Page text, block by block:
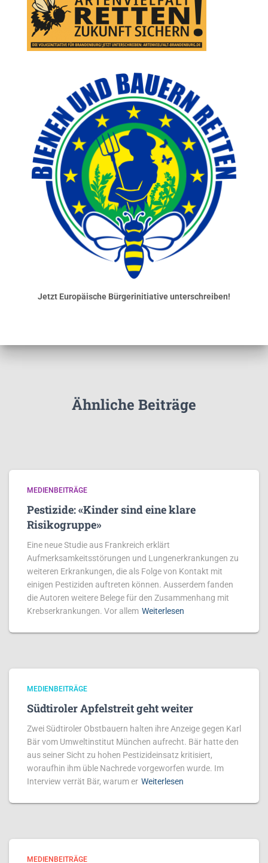
Jetzt Europäische Bürgerinitiative unterschreiben!
Ähnliche Beiträge
MEDIENBEITRÄGE
Pestizide: «Kinder sind eine klare
Risikogruppe»
Eine neue Studie aus Frankreich erklärt
Aufmerksamkeitsstörungen und Lungenerkrankungen zu
weiteren Erkrankungen, die als Folge von Kontakt mit
einigen Pestiziden auftreten können. Ausserdem fanden
die Autoren weitere Belege für den Zusammenhang mit
Krebserkrankungen. Vor allem Weiterlesen
MEDIENBEITRÄGE
Südtiroler Apfelstreit geht weiter
Zwei Südtiroler Obstbauern halten ihre Anzeige gegen Karl
Bär vom Umweltinstitut München aufrecht. Bär hatte den
aus seiner Sicht zu hohen Pestizideinsatz kritisiert,
woraufhin ihm üble Nachrede vorgeworfen wurde. Im
Interview verrät Bär, warum er Weiterlesen
MEDIENBEITRÄGE